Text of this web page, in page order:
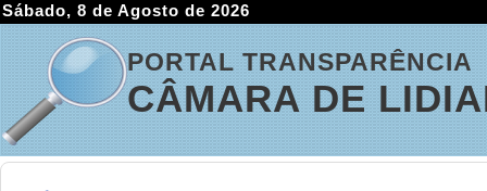
Sábado, 8 de Agosto de 2026
PORTAL TRANSPARÊNCIA
CÂMARA DE